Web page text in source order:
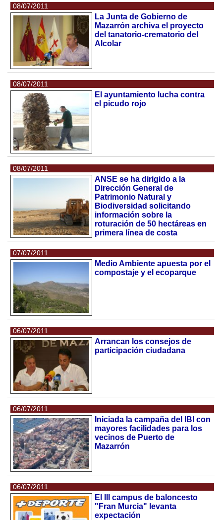
08/07/2011
La Junta de Gobierno de
Mazarrón archiva el proyecto
del tanatorio-crematorio del
Alcolar
08/07/2011
El ayuntamiento lucha contra
el picudo rojo
08/07/2011
ANSE se ha dirigido a la
Dirección General de
Patrimonio Natural y
Biodiversidad solicitando
información sobre la
roturación de 50 hectáreas en
primera línea de costa
07/07/2011
Medio Ambiente apuesta por el
compostaje y el ecoparque
06/07/2011
Arrancan los consejos de
participación ciudadana
06/07/2011
Iniciada la campaña del IBI con
mayores facilidades para los
vecinos de Puerto de
Mazarrón
06/07/2011
El III campus de baloncesto
"Fran Murcia" levanta
expectación